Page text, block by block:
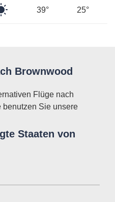
39° 25°
Brownwood
Flüge nach
benutzen Sie unsere
Staaten von